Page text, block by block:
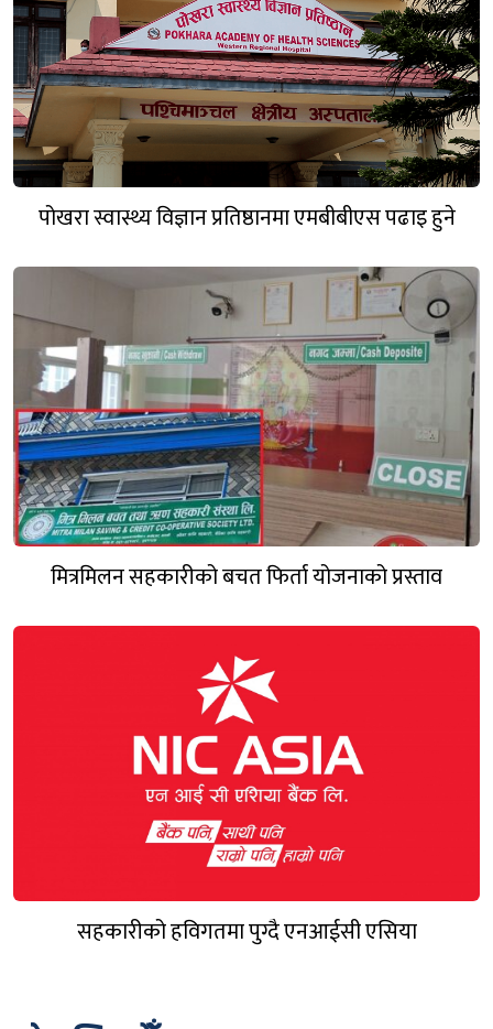
पोखरा स्वास्थ्य विज्ञान प्रतिष्ठानमा एमबीबीएस पढाइ हुने
मित्रमिलन सहकारीको बचत फिर्ता योजनाको प्रस्ताव
सहकारीको हविगतमा पुग्दै एनआईसी एसिया